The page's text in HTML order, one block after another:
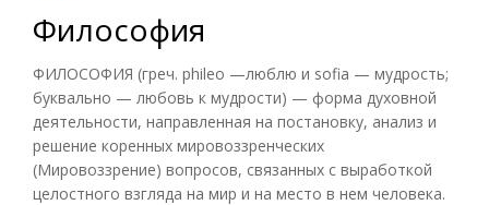
Философия
ФИЛОСОФИЯ (греч. phileo —люблю и sofia — мудрость;
буквально — любовь к мудрости) — форма духовной
деятельности, направленная на постановку, анализ и
решение коренных мировоззренческих
(Мировоззрение) вопросов, связанных с выработкой
целостного взгляда на мир и на место в нем человека.